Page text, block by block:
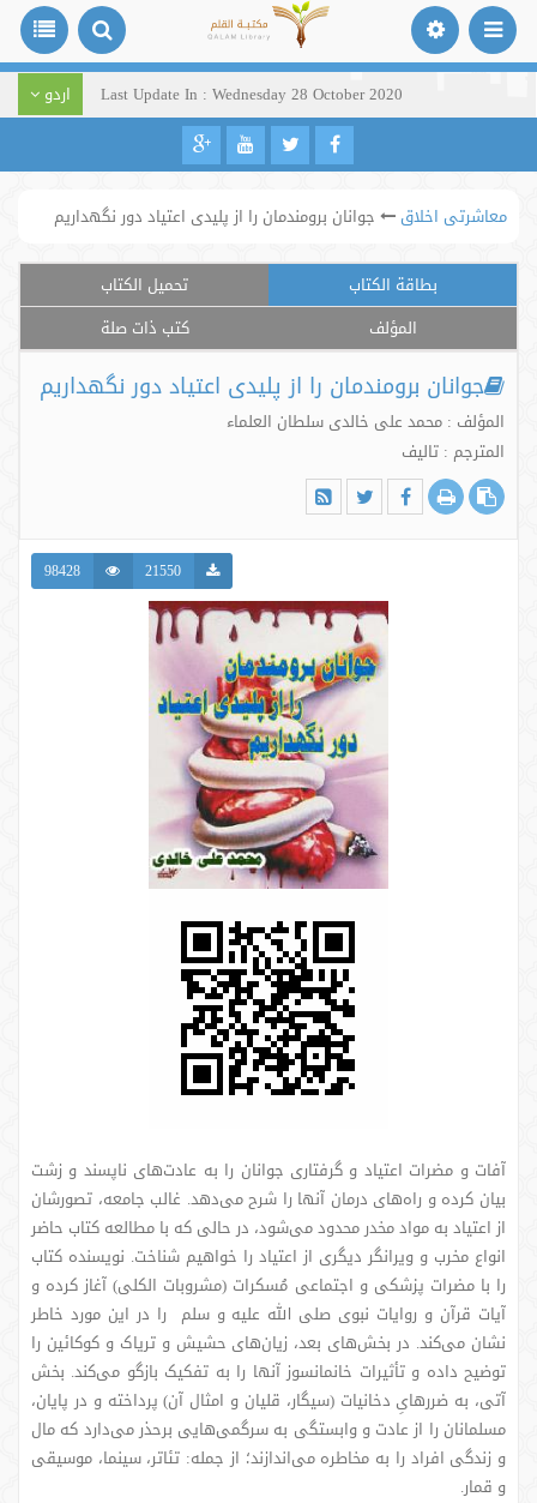
Last Update In : Wednesday 28 October 2020 اردو
معاشرتی اخلاق جوانان برومندمان را از پلیدی اعتیاد دور نگهداریم
بطاقة الكتاب
تحميل الكتاب
المؤلف
كتب ذات صلة
جوانان برومندمان را از پلیدی اعتیاد دور نگهداریم
المؤلف : محمد علی خالدی سلطان العلماء
المترجم : تالیف
21550
98428
آفات و مضرات اعتیاد و گرفتاری جوانان را به عادت‌های ناپسند و زشت
بیان کرده و راه‌های درمان آنها را شرح می‌دهد. غالب جامعه، تصورشان
از اعتیاد به مواد مخدر محدود می‌شود، در حالی که با مطالعه کتاب حاضر
انواع مخرب و ویرانگر دیگری از اعتیاد را خواهیم شناخت. نویسنده کتاب
را با مضرات پزشکی و اجتماعی مُسکرات (مشروبات الکلی) آغاز کرده و
آیات قرآن و روایات نبوی صلی الله علیه و سلم را در این مورد خاطر
نشان می‌کند. در بخش‌های بعد، زیان‌های حشیش و تریاک و کوکائین را
توضیح داده و تأثیرات خانمانسوز آنها را به تفکیک بازگو می‌کند. بخش
آتی، به ضررهایِ دخانیات (سیگار، قلیان و امثال آن) پرداخته و در پایان،
مسلمانان را از عادت و وابستگی به سرگمی‌هایی برحذر می‌دارد که مال
و زندگی افراد را به مخاطره می‌اندازند؛ از جمله: تئاتر، سینما، موسیقی
و قمار.